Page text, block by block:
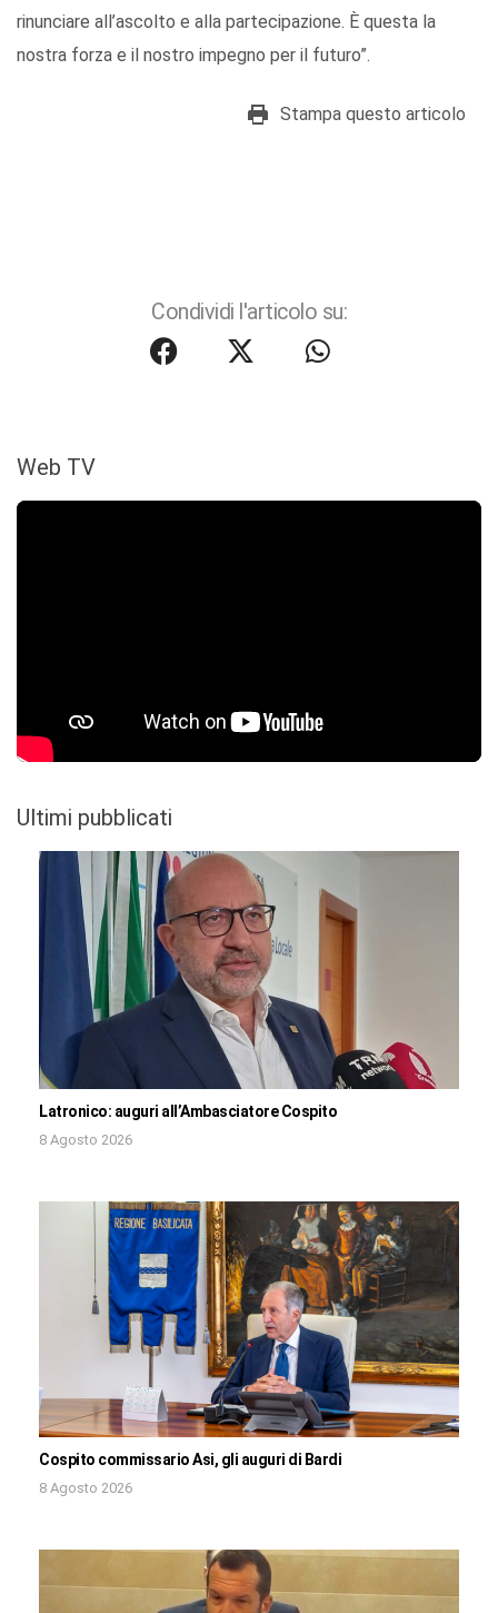
rinunciare all’ascolto e alla partecipazione. È questa la
nostra forza e il nostro impegno per il futuro”.
Stampa questo articolo
Condividi l'articolo su:
Web TV
Ultimi pubblicati
Latronico: auguri all’Ambasciatore Cospito
8 Agosto 2026
Cospito commissario Asi, gli auguri di Bardi
8 Agosto 2026